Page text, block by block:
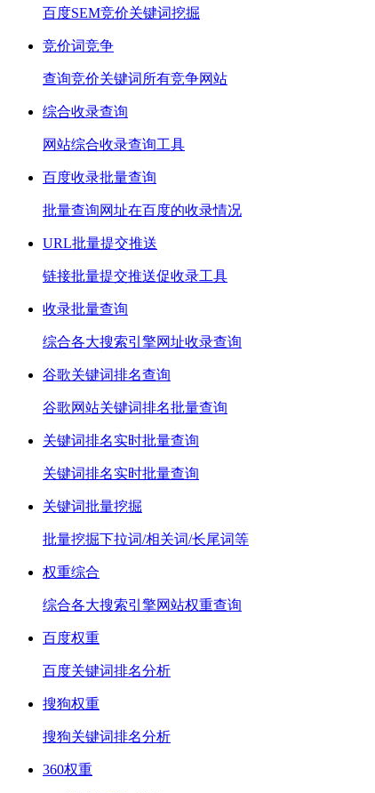
百度SEM竞价关键词挖掘
竞价词竞争
查询竞价关键词所有竞争网站
综合收录查询
网站综合收录查询工具
百度收录批量查询
批量查询网址在百度的收录情况
URL批量提交推送
链接批量提交推送促收录工具
收录批量查询
综合各大搜索引擎网址收录查询
谷歌关键词排名查询
谷歌网站关键词排名批量查询
关键词排名实时批量查询
关键词排名实时批量查询
关键词批量挖掘
批量挖掘下拉词/相关词/长尾词等
权重综合
综合各大搜索引擎网站权重查询
百度权重
百度关键词排名分析
搜狗权重
搜狗关键词排名分析
360权重